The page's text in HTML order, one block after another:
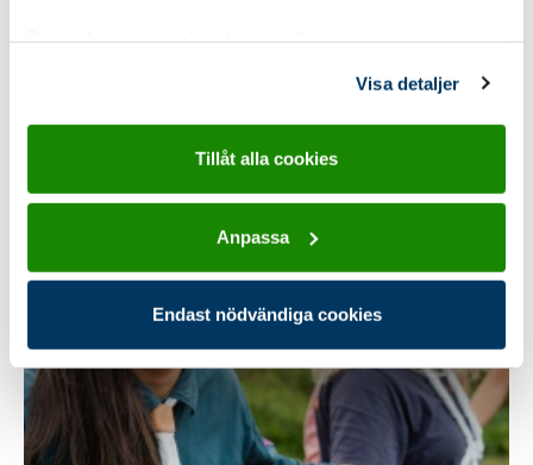
samlat in när du har använt deras tjänster.
Visa detaljer
Tillåt alla cookies
Anpassa
Endast nödvändiga cookies